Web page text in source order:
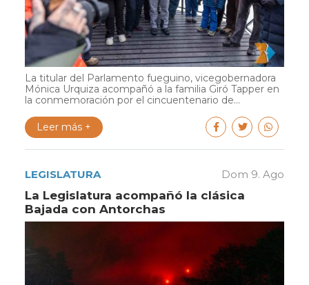
La titular del Parlamento fueguino, vicegobernadora
Mónica Urquiza acompañó a la familia Giró Tapper en
la conmemoración por el cincuentenario de...
Leer más +
LEGISLATURA Dom 9. Ago
La Legislatura acompañó la clásica
Bajada con Antorchas